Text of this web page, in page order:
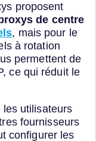
proposent
de centre
, mais pour le
à rotation
permettent de
ce qui réduit le
les utilisateurs
fournisseurs
configurer les